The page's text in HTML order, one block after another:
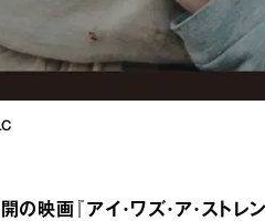
映画『アイ・ワズ・ア・ストレ